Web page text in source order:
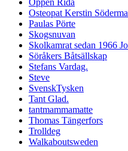
Öppen Ridå
Osteopat Kerstin
Paulas Pörte
Skogsnuvan
Skolkamrat sedan 1966
Söråkers Båtsällskap
Stefans Vardag.
Steve
SvenskTysken
Tant Glad.
tantmammamatte
Thomas Tängerfors
Trolldeg
Walkaboutsweden